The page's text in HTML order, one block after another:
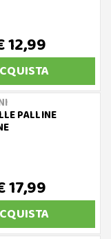
12,99
PALLINE
17,99